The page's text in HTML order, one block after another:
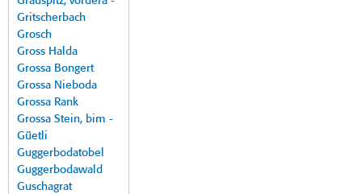
Gritscherbach
Grosch
Gross Halda
Grossa Bongert
Grossa Nieboda
Grossa Rank
Grossa Stein, bim -
Güetli
Guggerbodatobel
Guggerbodawald
Guschagrat